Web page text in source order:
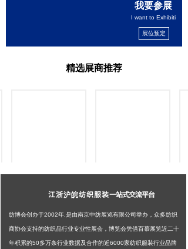
我要参展
I want to Exhibiti
展位预定
精选展商推荐
江浙沪皖纺织服装一站式交流平台
纺博会创办于2002年,是由南京中纺展览有限公司举办，众多纺织
商协会支持的纺织品行业专业性展会，博览会凭借百慕展览近二十
年积累的50多万条行业数据及合作的近6000家纺织服装行业品牌